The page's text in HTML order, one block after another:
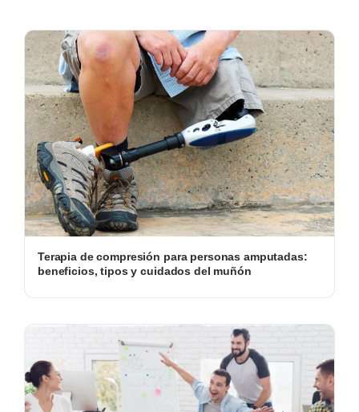
Terapia de compresión para personas amputadas:
beneficios, tipos y cuidados del muñón